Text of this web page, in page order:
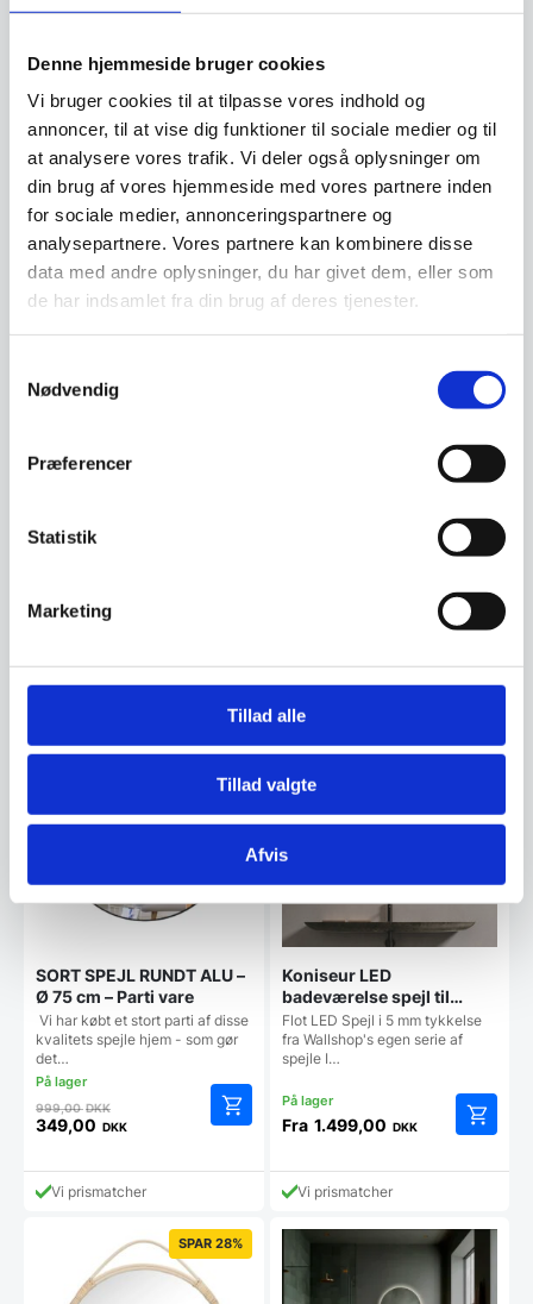
Denne hjemmeside bruger cookies
Vi bruger cookies til at tilpasse vores indhold og
annoncer, til at vise dig funktioner til sociale medier og til
at analysere vores trafik. Vi deler også oplysninger om
din brug af vores hjemmeside med vores partnere inden
for sociale medier, annonceringspartnere og
analysepartnere. Vores partnere kan kombinere disse
data med andre oplysninger, du har givet dem, eller som
de har indsamlet fra din brug af deres tjenester.
Nødvendig
Præferencer
Statistik
Marketing
Tillad alle
Tillad valgte
Afvis
kobberfrit spejl.
Lyskilde: 2835 LED, vandtæt LED-stribe
Effekt: 9,6 w/m
Farvetemperatur: 3000 kelvin
Certifikater: CE, ROHS og IP44
Kun brug af PHILLIPS LED DRIVER
Forstærket emballage
Leveringsmetode
Relaterede varer
SPAR 65%
SORT SPEJL RUNDT ALU –
Ø 75 cm – Parti vare
Vi har købt et stort parti af disse
kvalitets spejle hjem - som gør
det…
999,00DKKDen
oprindelige
var:
999,00 DKK.
349,00 DKK
aktuelle
prisVi prismatcher
Populært SPAR OP TIL 48%
Koniseur LED
badeværelse spejl til
Lampeudtag – Antidug
Flot LED Spejl i 5 mm tykkelse
fra Wallshop's egen serie af
spejle I…
Fra 1.499,00 DKK
vare
kan
vælges
Vi prismatcher
SPAR 28%